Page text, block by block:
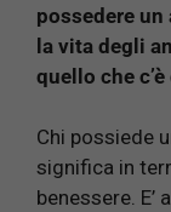
possedere
la vita degli
quello che
Chi possiede
significa in
benessere.